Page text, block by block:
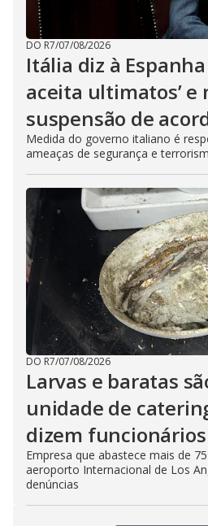
DO R7/07/08/2026
Itália diz à Espanha
aceita ultimatos’ e
suspensão de
Medida do governo italiano é
ameaças de segurança e
DO R7/07/08/2026
Larvas e baratas
unidade de
dizem funcionários
Empresa que abastece mais de
aeroporto Internacional de Los
denúncias